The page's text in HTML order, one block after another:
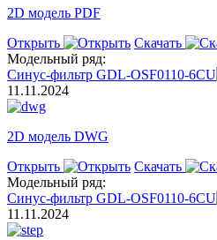
2D модель PDF
Открыть
Скачать
Модельный ряд:
Синус-фильтр GDL-OSF0110-6CU
11.11.2024
2D модель DWG
Открыть
Скачать
Модельный ряд:
Синус-фильтр GDL-OSF0110-6CU
11.11.2024